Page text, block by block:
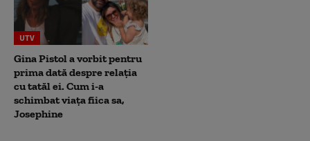
UTV
Gina Pistol a vorbit pentru
prima dată despre relația
cu tatăl ei. Cum i-a
schimbat viața fiica sa,
Josephine